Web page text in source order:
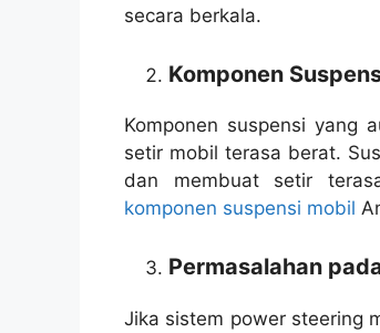
secara berkala.
Komponen
Komponen suspensi yang
setir mobil terasa berat.
dan membuat setir
komponen suspensi mobil
Permasalahan
Jika sistem power steering